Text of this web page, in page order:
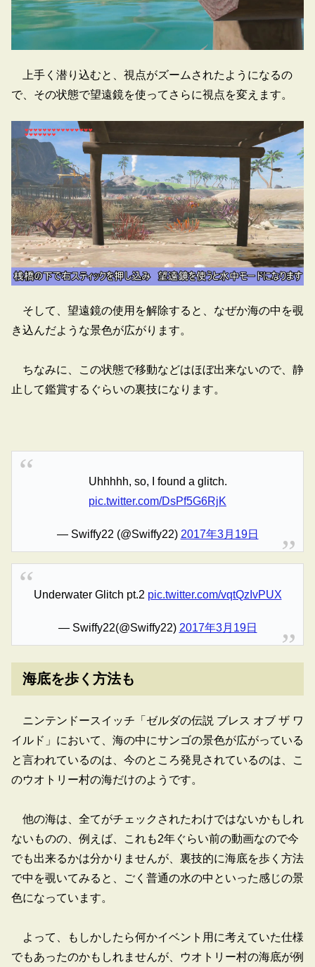
上手く潜り込むと、視点がズームされたようになるの
で、その状態で望遠鏡を使ってさらに視点を変えます。
そして、望遠鏡の使用を解除すると、なぜか海の中を覗
き込んだような景色が広がります。
ちなみに、この状態で移動などはほぼ出来ないので、静
止して鑑賞するぐらいの裏技になります。
Uhhhhh, so, I found a glitch.
pic.twitter.com/DsPf5G6RjK
— Swiffy22 (@Swiffy22) 2017年3月19日
Underwater Glitch pt.2 pic.twitter.com/vqtQzIvPUX
— Swiffy22(@Swiffy22) 2017年3月19日
海底を歩く方法も
ニンテンドースイッチ「ゼルダの伝説 ブレス オブ ザ ワ
イルド」において、海の中にサンゴの景色が広がっている
と言われているのは、今のところ発見されているのは、こ
のウオトリー村の海だけのようです。
他の海は、全てがチェックされたわけではないかもしれ
ないものの、例えば、これも2年ぐらい前の動画なので今
でも出来るかは分かりませんが、裏技的に海底を歩く方法
で中を覗いてみると、ごく普通の水の中といった感じの景
色になっています。
よって、もしかしたら何かイベント用に考えていた仕様
でもあったのかもしれませんが、ウオトリー村の海底が例